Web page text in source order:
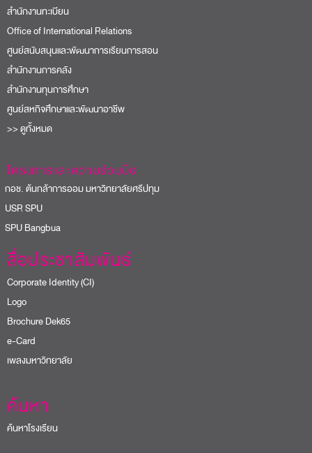
สำนักงานทะเบียน
Office of International Relations
ศูนย์สนับสนุนและพัฒนาการเรียนการสอน
สำนักงานการคลัง
สำนักงานทุนการศึกษา
ศูนย์สหกิจศึกษาและพัฒนาอาชีพ
>> ดูทั้งหมด
โครงการและความร่วมมือ
ช. ต้นกล้าการออม มหาวิทยาลัยศรีปทุม
SPU
Bangbua
สื่อประชาสัมพันธ์
Corporate Identity (CI)
Logo
Brochure Dek65
e-Card
เพลงมหาวิทยาลัย
ค้นหา
ค้นหาโรงเรียน